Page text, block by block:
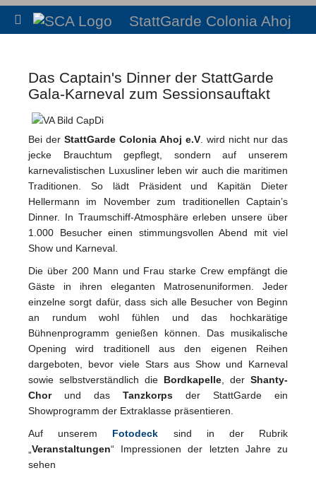
StattGarde Colonia Ahoj
Das Captain's Dinner der StattGarde
Gala-Karneval zum Sessionsauftakt
Bei der StattGarde Colonia Ahoj e.V . wird nicht nur das
jecke Brauchtum gepflegt, sondern auf unserem
karnevalistischen Luxusliner leben wir auch die maritimen
Traditionen. So lädt Präsident und Kapitän Dieter
Hellermann im November zum traditionellen Captain’s
Dinner. In Traumschiff-Atmosphäre erleben unsere über
1.000 Besucher einen stimmungsvollen Abend mit viel
Show und Karneval.
Die über 200 Mann und Frau starke Crew empfängt die
Gäste in ihren eleganten Matrosenuniformen. Jeder
einzelne sorgt dafür, dass sich alle Besucher von Beginn
an rundum wohl fühlen und das hochkarätige
Bühnenprogramm genießen können. Das musikalische
Opening wird traditionell aus den eigenen Reihen
dargeboten, bevor viele Stars aus Show und Karneval
sowie selbstverständlich die Bordkapelle , der Shanty-
Chorund das Tanzkorps der StattGarde ein
Showprogramm der Extraklasse präsentieren.
Auf unserem Fotodeck
sind in der Rubrik
Veranstaltungen“ Impressionen der letzten Jahre zu
sehen